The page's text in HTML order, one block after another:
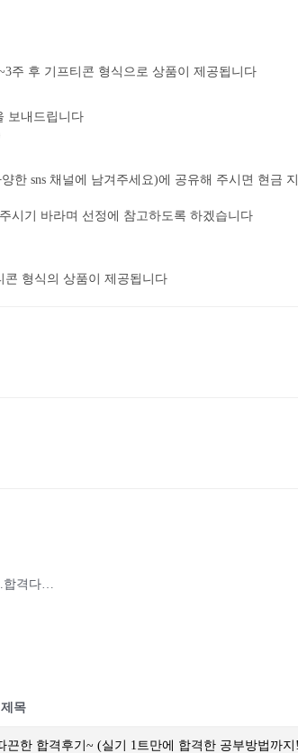
주 후 기프티콘 형식으로 상품이 제공됩니다
보내드립니다
한 sns 채널에 남겨주세요)에 공유해 주시면 현금
시기 바라며 선정에 참고하도록 하겠습니다
콘 형식의 상품이 제공됩니다
제목
한 합격후기~ (실기 1트만에 합격한 공부방법까